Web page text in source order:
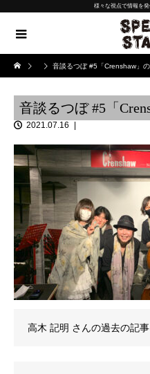
様々な視点で情報を
音談るつぼ #5「Crenshaw」の
音談るつぼ #5「
2021.07.16
高木 記明 さんの過去の記事